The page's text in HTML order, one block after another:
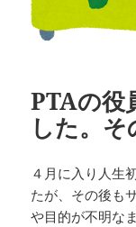
PTAの役
した。
４月に入り人生
たが、その後も
や目的が不明な